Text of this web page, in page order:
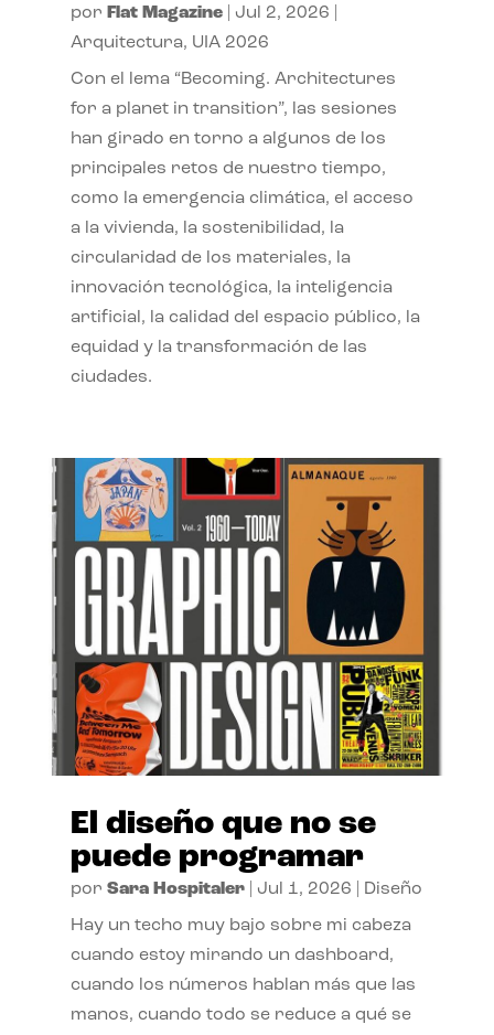
por Flat Magazine| Jul 2, 2026
Arquitectura, UIA 2026
Con el lema “Becoming. Architectures
for a planet in transition”, las sesiones
han girado en torno a algunos de los
principales retos de nuestro tiempo,
como la emergencia climática, el acceso
a la vivienda, la sostenibilidad, la
circularidad de los materiales, la
innovación tecnológica, la inteligencia
artificial, la calidad del espacio público, la
equidad y la transformación de las
ciudades.
El diseño que no se
puede programar
por Sara Hospitaler| Jul 1, 2026 Diseño
Hay un techo muy bajo sobre mi cabeza
cuando estoy mirando un dashboard,
cuando los números hablan más que las
manos, cuando todo se reduce a qué se